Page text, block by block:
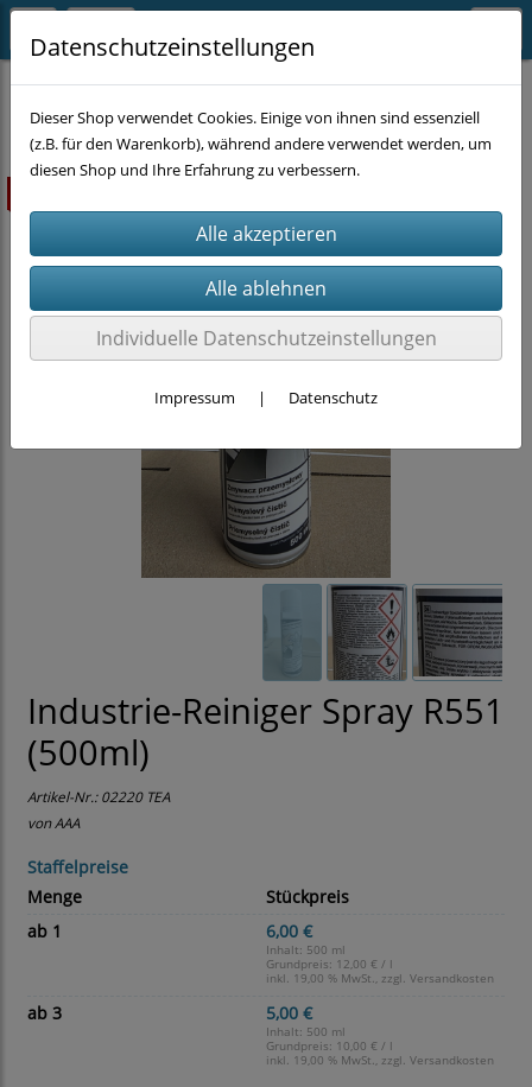
CHEMIE KFZ-Chemie
Industrie-Reiniger Spray R551
(500ml)
Artikel-Nr.:02220 TEA
von AAA
Staffelpreise
Menge
Stückpreis
ab 1
6,00 €
Inhalt: 500 ml
Grundpreis: 12,00 € / l
inkl. 19,00 % MwSt., zzgl. Versandkosten
ab 3 5,00 €
Inhalt: 500 ml
Grundpreis: 10,00 € / l
inkl. 19,00 % MwSt., zzgl. Versandkosten
Datenschutzeinstellungen
Dieser Shop verwendet Cookies. Einige von ihnen sind essenziell
(z.B. für den Warenkorb), während andere verwendet werden, um
diesen Shop und Ihre Erfahrung zu verbessern.
Individuelle Datenschutzeinstellungen
Impressum | Datenschutz